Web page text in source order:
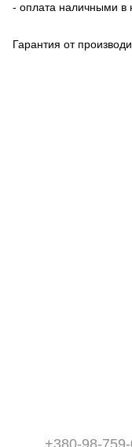
- оплата наличными в
Гарантия от